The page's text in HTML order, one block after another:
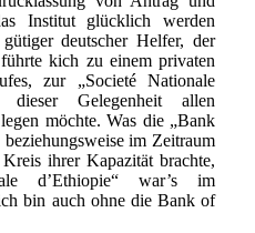
Institut glücklich werden
deutscher Helfer, der
kich zu einem privaten
zur „Societé Nationale
Gelegenheit allen
möchte. Was die „Bank
im Zeitraum
ihrer Kapazität brachte,
d’Ethiopie“ war’s im
bin auch ohne die Bank of